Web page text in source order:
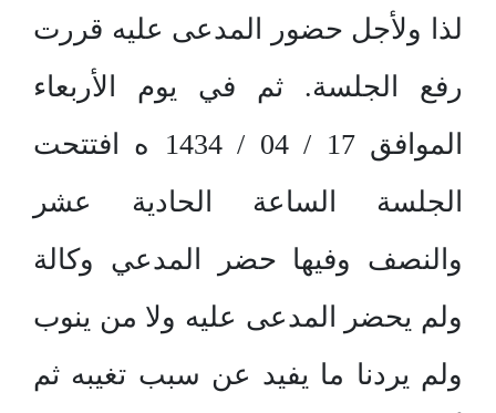
لذا ولأجل حضور المدعى عليه قررت
رفع الجلسة. ثم في يوم الأربعاء
الموافق 17 / 04 / 1434 ه افتتحت
الجلسة الساعة الحادية عشر
والنصف وفيها حضر المدعي وكالة
ولم يحضر المدعى عليه ولا من ينوب
ولم يردنا ما يفيد عن سبب تغيبه ثم